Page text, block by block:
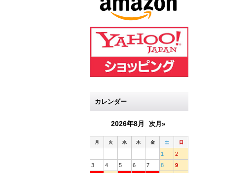
カレンダー
2026年8月 次月»
月 火 水 木 金 土 日
1
2
3
4 5 6 7 8
9